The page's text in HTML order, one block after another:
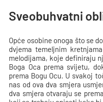
Sveobuhvatni
Opće osobine onoga što se
dvjema temeljnim
melodijama, koje definiraju
Boga Oca prema svijetu,
prema Bogu Ocu. U svakoj
nas od ova dva smjera
dva smjera otvaraju se